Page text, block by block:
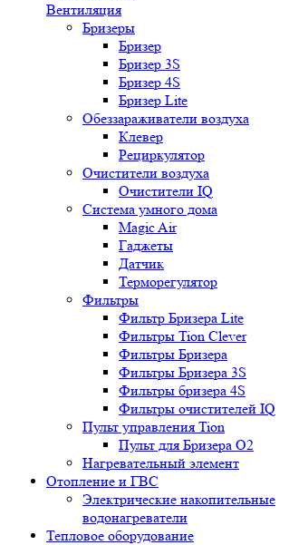
Вентиляция
Бризеры
Бризер
Бризер 3S
Бризер 4S
Бризер Lite
Обеззараживатели воздуха
Клевер
Рециркулятор
Очистители воздуха
Очистители IQ
Система умного дома
Magic Air
Гаджеты
Датчик
Терморегулятор
Фильтры
Фильтр Бризера Lite
Фильтры Tion Clever
Фильтры Бризера
Фильтры Бризера 3S
Фильтры бризера 4S
Фильтры очистителей IQ
Пульт управления Tion
Пульт для Бризера O2
Нагревательный элемент
Отопление и ГВС
Электрические накопительные
водонагреватели
Тепловое оборудование